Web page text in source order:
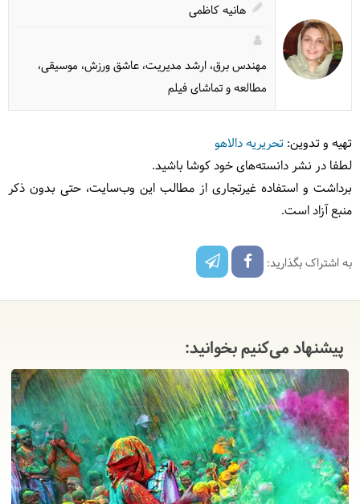
هانیه کاظمی
مهندس برق، ارشد مدیریت، عاشق ورزش، موسیقی،
مطالعه و تماشای فیلم
تهیه و تدوین: تحریریه دالاهو
لطفا در نشر دانسته‌های خود کوشا باشید.
برداشت و استفاده غیرتجاری از مطالب این وب‌سایت، حتی بدون ذکر
منبع آزاد است.
به اشتراک بگذارید:
پیشنهاد می‌کنیم بخوانید: